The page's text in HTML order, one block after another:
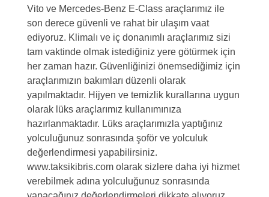
Vito ve Mercedes-Benz E-Class araçlarımız ile
son derece güvenli ve rahat bir ulaşım vaat
ediyoruz. Klimalı ve iç donanımlı araçlarımız sizi
tam vaktinde olmak istediğiniz yere götürmek için
her zaman hazır. Güvenliğinizi önemsediğimiz için
araçlarımızın bakımları düzenli olarak
yapılmaktadır. Hijyen ve temizlik kurallarına uygun
olarak lüks araçlarımız kullanımınıza
hazırlanmaktadır. Lüks araçlarımızla yaptığınız
yolculuğunuz sonrasında şoför ve yolculuk
değerlendirmesi yapabilirsiniz.
www.taksikibris.com olarak sizlere daha iyi hizmet
verebilmek adına yolculuğunuz sonrasında